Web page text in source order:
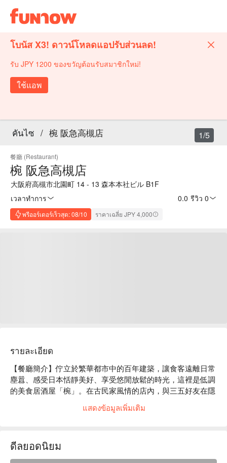
โบนัส X3! ดาวน์โหลดแอปรับส่วนลด!
รับ JPY 1200 ของขวัญต้อนรับสมาชิกใหม่!
ใช้แอพ
คันไซ / 椀 阪急高槻店
餐廳 (Restaurant)
椀 阪急高槻店
大阪府高槻市北園町 14 - 13 森本本社ビル B1F
เวลาทำการ
0.0 รีวิว 0
พรีออร์เดอร์เร็วสุด: 08/10 ราคาเฉลี่ย JPY 4,000
1/5
รายละเอียด
【餐廳簡介】佇立於繁華都市中的百年建築，讓食客遠離日常
塵囂、感受日本恬靜美好、享受悠閒放鬆的時光，這裡是低調
的美食居酒屋「椀」。在古民家風情的店內，與三五好友在隱
密的包廂中，大啖創意和風現代料理吧！
【店家氛圍】「美食居酒屋 椀」的裝潢概念是營造出 “ 100 年
間。在匠人精心設計的沈穩日式氛圍中，以美酒佳餚招待來
客、帶您品味日常之美。此外，如同店名「椀」（碗）一樣，
แสดงข้อมูลเพิ่มเติม
ดีลยอดนิยม